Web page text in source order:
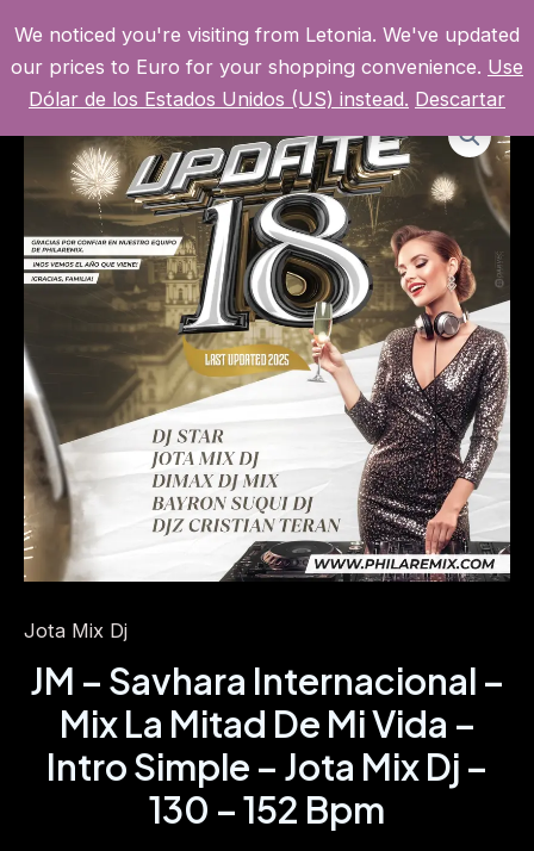
contenido
MI CUENTA
Jota Mix Dj
JM – Savhara Internacional –
Mix La Mitad De Mi Vida –
Intro Simple – Jota Mix Dj –
130 – 152 Bpm
We noticed you're visiting from Letonia. We've updated
our prices to Euro for your shopping convenience. Use
Dólar de los Estados Unidos (US) instead. Descartar